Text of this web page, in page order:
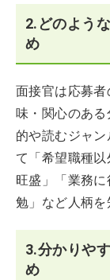
2.どのよう
め
面接官は応募
味・関心のあ
的や読むジャ
て「希望職種
旺盛」「業務
勉」など人柄を
3.分かりや
め